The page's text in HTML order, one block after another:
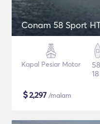
Conam 58 Sport
Kapal Pesiar Motor
$2,297 /malam